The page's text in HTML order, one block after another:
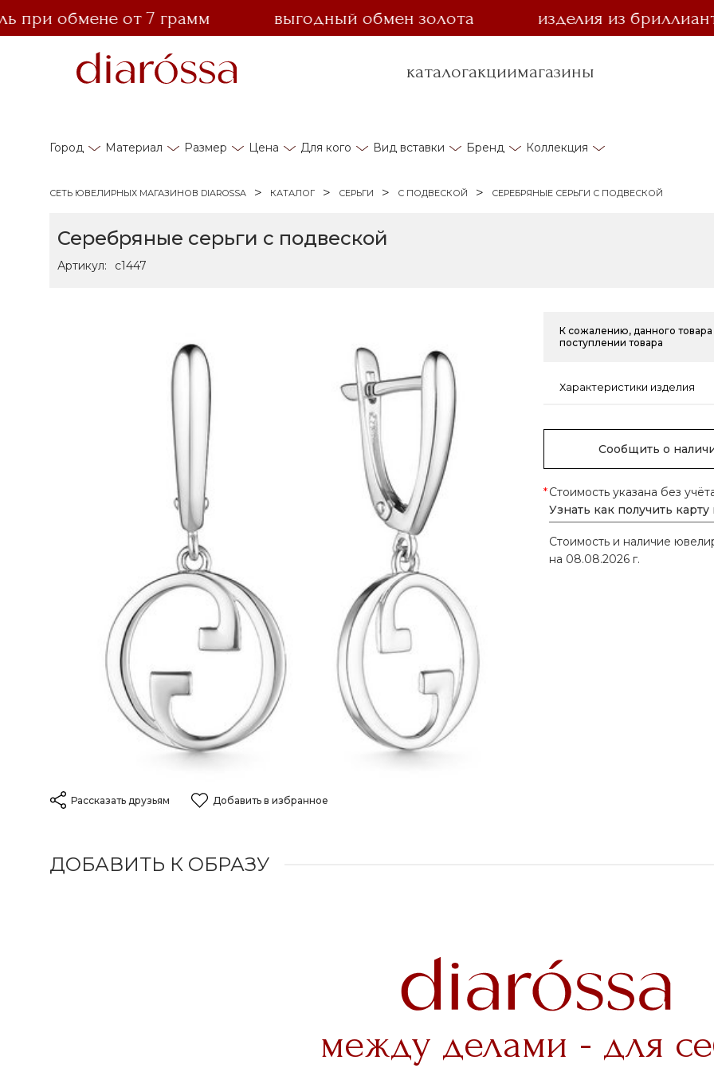
обмене от 7 грамм выгодный обмен золота изделия из бриллианта
каталогакциимагазины
Город Материал Размер Цена Для кого Вид вставки Бренд Коллекция
СЕТЬ ЮВЕЛИРНЫХ МАГАЗИНОВ DIAROSSA КАТАЛОГ СЕРЬГИ С ПОДВЕСКОЙ СЕРЕБРЯНЫЕ СЕРЬГИ С ПОДВЕСКОЙ
Серебряные серьги с подвеской
Артикул: с1447
Рассказать друзьям Добавить в избранное
К сожалению, данного
поступлении товара
Характеристики изделия
Сообщить о
*Стоимость указана без
Узнать как получить
Стоимость и наличие
на 08.08.2026 г.
ДОБАВИТЬ К ОБРАЗУ
между делами - для